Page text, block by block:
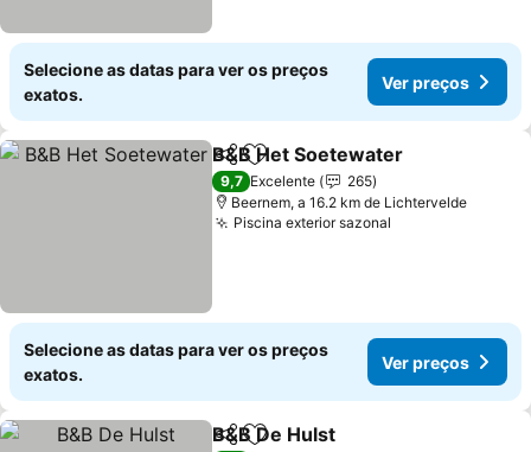
Selecione as datas para ver os preços
exatos.
Ver preços
PartilharAdicionar aos favoritos
B&B Het Soetewater
9,7 Excelente
265
Beernem, a 16.2 km de Lichtervelde
Piscina exterior sazonal
Selecione as datas para ver os preços
exatos.
Ver preços
PartilharAdicionar aos favoritos
B&B De Hulst